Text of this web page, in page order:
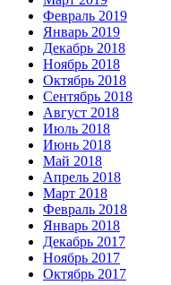
Февраль 2019
Январь 2019
Декабрь 2018
Ноябрь 2018
Октябрь 2018
Сентябрь 2018
Август 2018
Июль 2018
Июнь 2018
Май 2018
Апрель 2018
Март 2018
Февраль 2018
Январь 2018
Декабрь 2017
Ноябрь 2017
Октябрь 2017